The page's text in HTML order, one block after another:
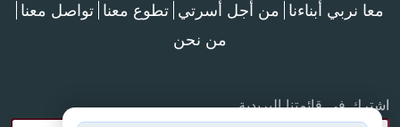
معا نربي أبناءنا من أجل أسرتي تطوع معنا تواصل معنا
من نحن
اشترك في قائمتنا البريدية